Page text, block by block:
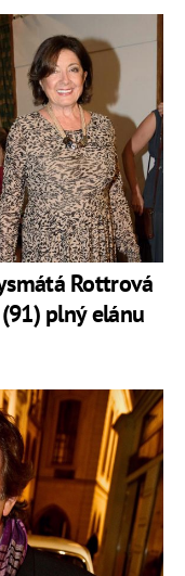
Rottrová
plný elánu